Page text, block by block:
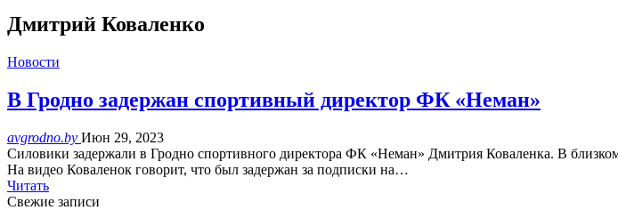
Дмитрий Коваленко
Новости
В Гродно задержан спортивный директор ФК «Неман»
avgrodno.by Июн 29, 2023
Силовики задержали в Гродно спортивного директора ФК «Неман» Дмитрия Коваленка. В
На видео Коваленок говорит, что был задержан за подписки на…
Читать
Свежие записи